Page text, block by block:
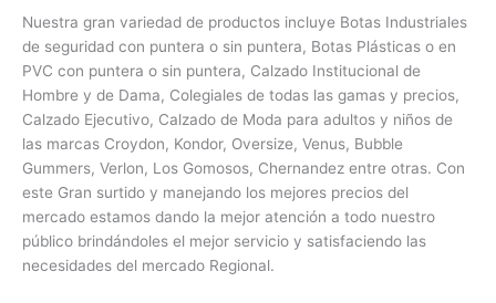
Nuestra gran variedad de productos incluye Botas Industriales
de seguridad con puntera o sin puntera, Botas Plásticas o en
PVC con puntera o sin puntera, Calzado Institucional de
Hombre y de Dama, Colegiales de todas las gamas y precios,
Calzado Ejecutivo, Calzado de Moda para adultos y niños de
las marcas Croydon, Kondor, Oversize, Venus, Bubble
Gummers, Verlon, Los Gomosos, Chernandez entre otras. Con
este Gran surtido y manejando los mejores precios del
mercado estamos dando la mejor atención a todo nuestro
público brindándoles el mejor servicio y satisfaciendo las
necesidades del mercado Regional.